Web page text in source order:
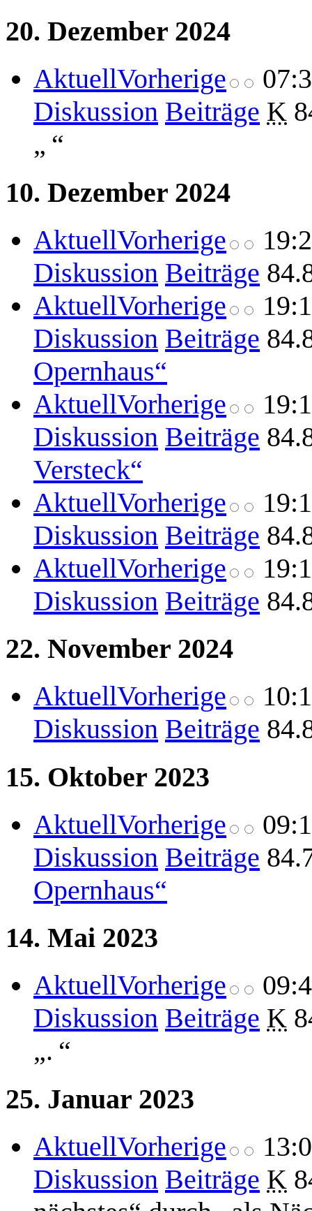
20. Dezember 2024
AktuellVorherige
Diskussion Beiträge K
„ “
10. Dezember 2024
AktuellVorherige
Diskussion Beiträge
AktuellVorherige
Diskussion Beiträge
Opernhaus“
AktuellVorherige
Diskussion Beiträge
Versteck“
AktuellVorherige
Diskussion Beiträge
AktuellVorherige
Diskussion Beiträge
22. November 2024
AktuellVorherige
Diskussion Beiträge
15. Oktober 2023
AktuellVorherige
Diskussion Beiträge
Opernhaus“
14. Mai 2023
AktuellVorherige
Diskussion Beiträge K
„. “
25. Januar 2023
AktuellVorherige
Diskussion Beiträge K